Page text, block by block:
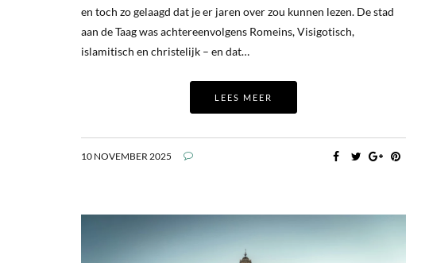
en toch zo gelaagd dat je er jaren over zou kunnen lezen. De stad
aan de Taag was achtereenvolgens Romeins, Visigotisch,
islamitisch en christelijk – en dat…
LEES MEER
10 NOVEMBER 2025